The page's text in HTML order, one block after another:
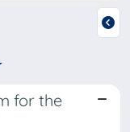
for the